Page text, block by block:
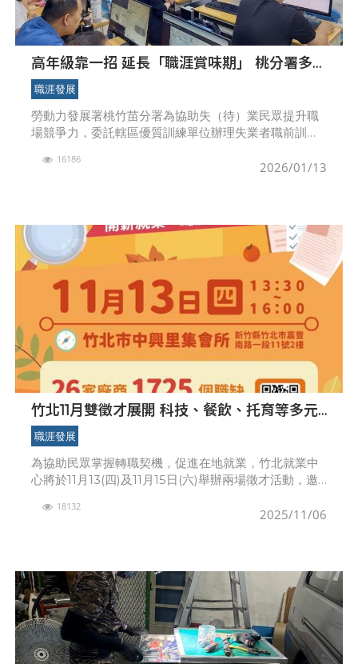
高年級靠一招 延長「職涯賞味期」 桃分署多元
職訓 助中高齡續航職場
職涯發展
勞動力發展署桃竹苗分署為協助失（待）業民眾提升職
場競爭力，委託轄區優質訓練單位辦理失業者職前訓
類、觀光休閒類及青年、原住民、高齡及新住民專班等
2026/01/13
16186
竹北11月雙徵才展開 科技、餐飲、托育等多元
職缺等你來應徵
職涯發展
為協助民眾掌握轉職契機，促進在地就業，竹北就業中
心將於11月13(四)及11月15日(六)舉辦兩場徵才活動，邀
機會，從科技製造、餐飲服務到托育照顧
2025/11/06
18132